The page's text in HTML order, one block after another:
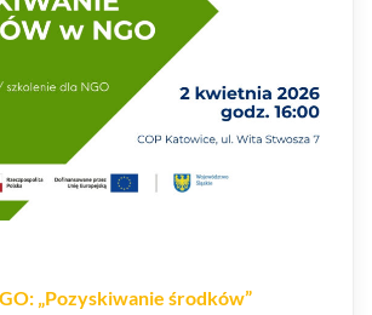
„Pozyskiwanie środków”